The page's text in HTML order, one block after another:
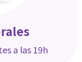
a las 19h